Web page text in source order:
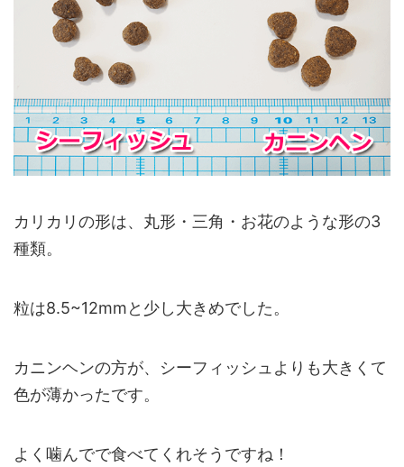
カリカリの形は、丸形・三角・お花のような形の3
種類。
粒は8.5~12mmと少し大きめでした。
カニンヘンの方が、シーフィッシュよりも大きくて
色が薄かったです。
よく噛んでで食べてくれそうですね！